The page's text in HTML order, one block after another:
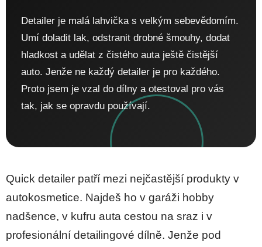
Detailer je malá lahvička s velkým sebevědomím.
Umí doladit lak, odstranit drobné šmouhy, dodat
hladkost a udělat z čistého auta ještě čistější
auto. Jenže ne každý detailer je pro každého.
Proto jsem je vzal do dílny a otestoval pro vás
tak, jak se opravdu používají.
Quick detailer patří mezi nejčastější produkty v
autokosmetice. Najdeš ho v garáži hobby
nadšence, v kufru auta cestou na sraz i v
profesionální detailingové dílně. Jenže pod